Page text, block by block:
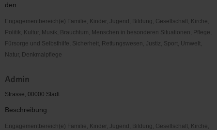
den...
Engagementbereich(e) Familie, Kinder, Jugend, Bildung, Gesellschaft, Kirche,
Politik, Kultur, Musik, Brauchtum, Menschen in besonderen Situationen, Pflege,
Fürsorge und Selbsthilfe, Sicherheit, Rettungswesen, Justiz, Sport, Umwelt,
Natur, Denkmalpflege
Sachsen
e.V.
Admin
Strasse, 00000 Stadt
Beschreibung
Engagementbereich(e) Familie, Kinder, Jugend, Bildung, Gesellschaft, Kirche,